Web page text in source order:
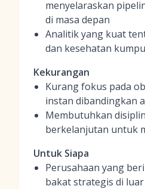
menyelaraskan
di masa depan
Analitik yang kuat
dan kesehatan
Kekurangan
Kurang fokus pada
instan dibandingkan
Membutuhkan
berkelanjutan untuk
Untuk Siapa
Perusahaan yang
bakat strategis di